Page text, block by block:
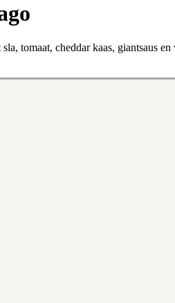
tomaat, cheddar kaas, giantsaus en